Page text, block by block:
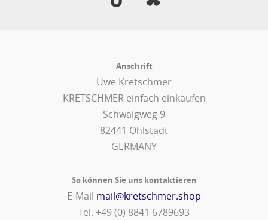
Anschrift
Uwe Kretschmer
KRETSCHMER einfach einkaufen
Schwaigweg 9
82441 Ohlstadt
GERMANY
So können Sie uns kontaktieren
E-Mail mail@kretschmer.shop
Tel. +49 (0) 8841 6789693‬